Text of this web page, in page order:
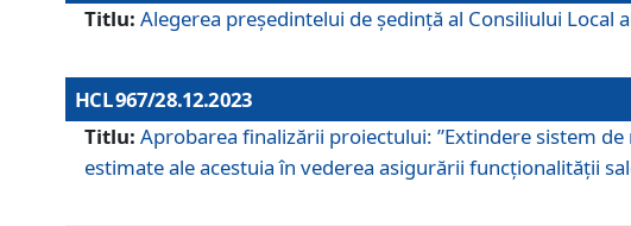
Titlu: Alegerea preşedintelui de şedinţă al Consiliului
HCL 967/28.12.2023
Titlu: Aprobarea finalizării proiectului: ”Extindere sistem
estimate ale acestuia în vederea asigurării funcționalității